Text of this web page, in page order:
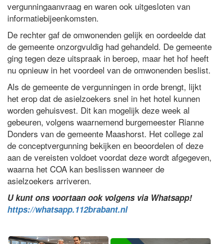
vergunningaanvraag en waren ook uitgesloten van
informatiebijeenkomsten.
De rechter gaf de omwonenden gelijk en oordeelde dat
de gemeente onzorgvuldig had gehandeld. De gemeente
ging tegen deze uitspraak in beroep, maar het hof heeft
nu opnieuw in het voordeel van de omwonenden beslist.
Als de gemeente de vergunningen in orde brengt, lijkt
het erop dat de asielzoekers snel in het hotel kunnen
worden gehuisvest. Dit kan mogelijk deze week al
gebeuren, volgens waarnemend burgemeester Rianne
Donders van de gemeente Maashorst. Het college zal
de conceptvergunning bekijken en beoordelen of deze
aan de vereisten voldoet voordat deze wordt afgegeven,
waarna het COA kan beslissen wanneer de
asielzoekers arriveren.
U kunt ons voortaan ook volgens via Whatsapp!
https://whatsapp.112brabant.nl